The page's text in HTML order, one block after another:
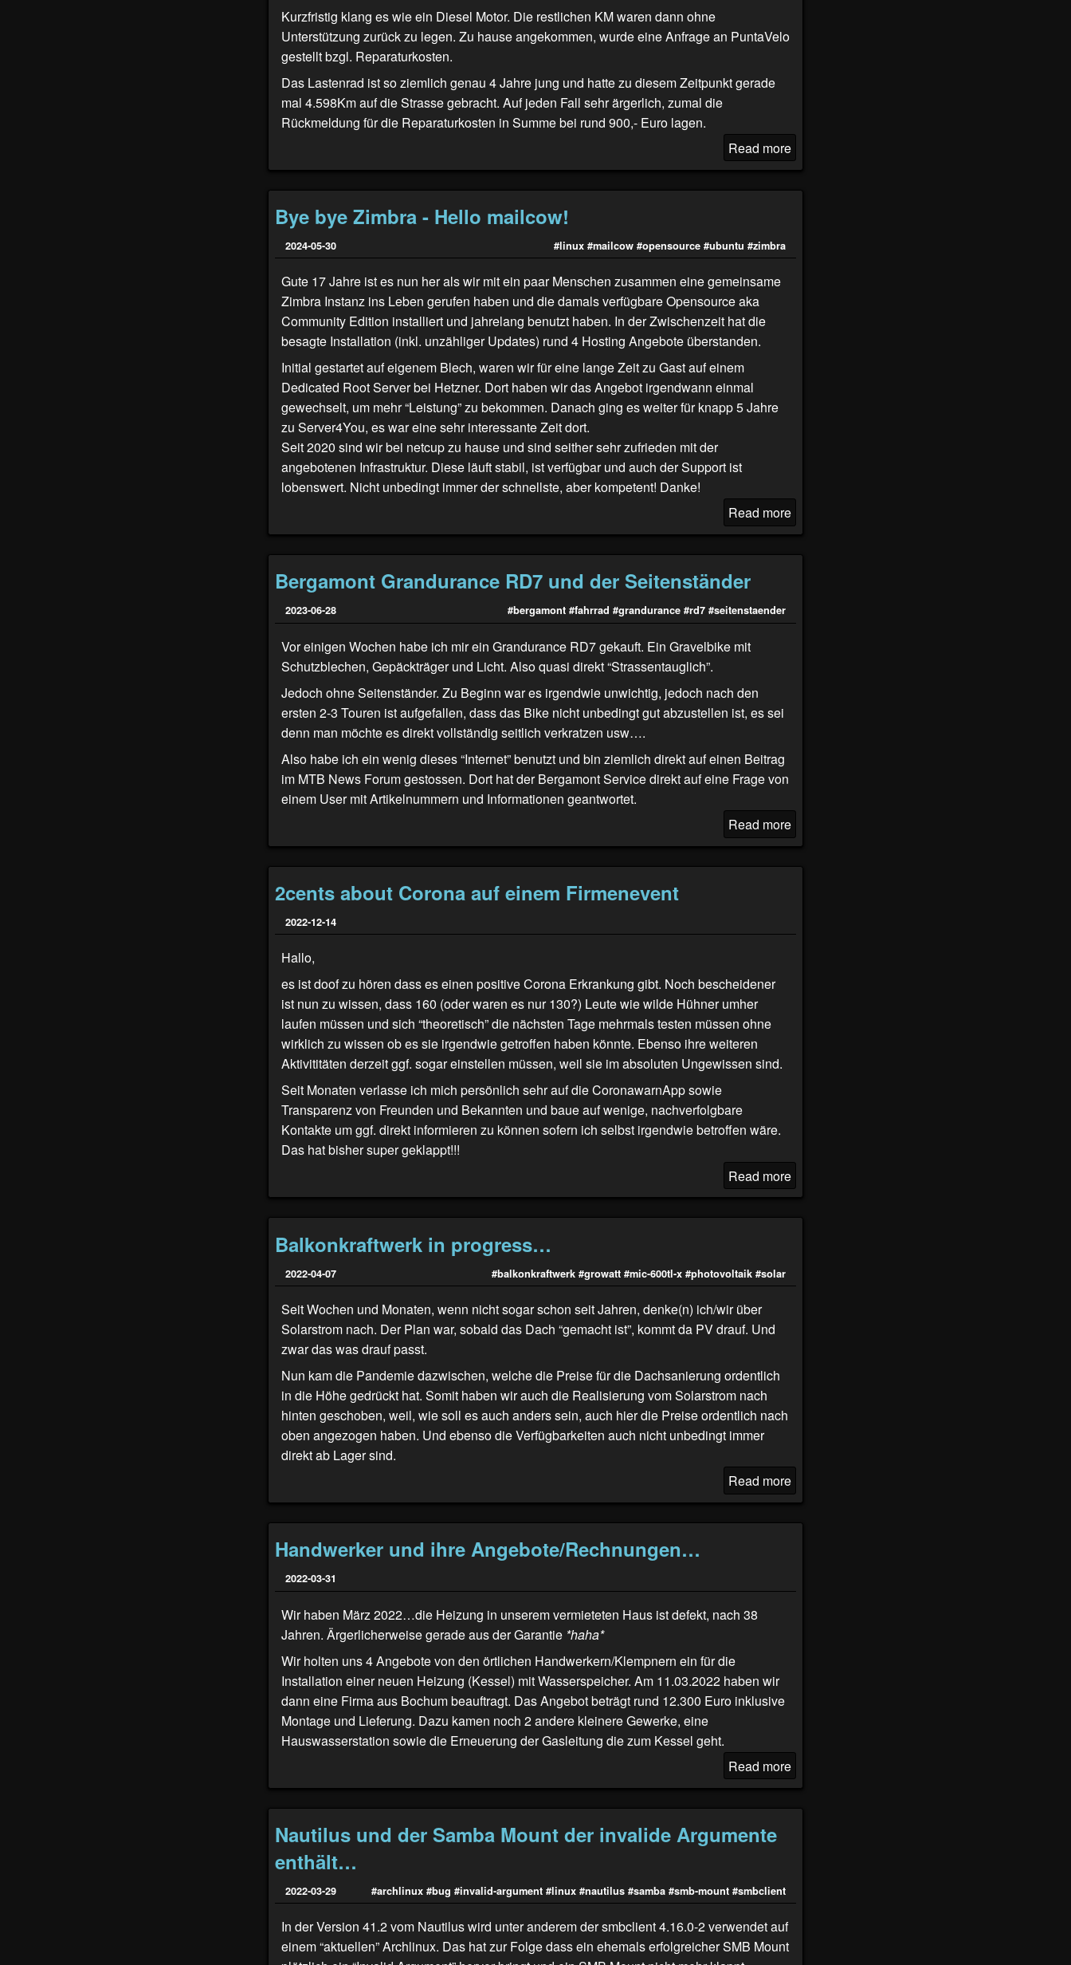
Kurzfristig klang es wie ein Diesel Motor. Die restlichen KM waren dann ohne
Unterstützung zurück zu legen. Zu hause angekommen, wurde eine Anfrage an PuntaVelo
gestellt bzgl. Reparaturkosten.
Das Lastenrad ist so ziemlich genau 4 Jahre jung und hatte zu diesem Zeitpunkt gerade
mal 4.598Km auf die Strasse gebracht. Auf jeden Fall sehr ärgerlich, zumal die
Rückmeldung für die Reparaturkosten in Summe bei rund 900,- Euro lagen.
Read more
Bye bye Zimbra - Hello mailcow!
2024-05-30 #linux #mailcow #opensource #ubuntu #zimbra
Gute 17 Jahre ist es nun her als wir mit ein paar Menschen zusammen eine gemeinsame
Zimbra Instanz ins Leben gerufen haben und die damals verfügbare Opensource aka
Community Edition installiert und jahrelang benutzt haben. In der Zwischenzeit hat die
besagte Installation (inkl. unzähliger Updates) rund 4 Hosting Angebote überstanden.
Initial gestartet auf eigenem Blech, waren wir für eine lange Zeit zu Gast auf einem
Dedicated Root Server bei Hetzner. Dort haben wir das Angebot irgendwann einmal
gewechselt, um mehr “Leistung” zu bekommen. Danach ging es weiter für knapp 5 Jahre
zu Server4You, es war eine sehr interessante Zeit dort.
Seit 2020 sind wir bei netcup zu hause und sind seither sehr zufrieden mit der
angebotenen Infrastruktur. Diese läuft stabil, ist verfügbar und auch der Support ist
lobenswert. Nicht unbedingt immer der schnellste, aber kompetent! Danke!
Read more
Bergamont Grandurance RD7 und der Seitenständer
2023-06-28 #bergamont #fahrrad #grandurance #rd7 #seitenstaender
Vor einigen Wochen habe ich mir ein Grandurance RD7 gekauft. Ein Gravelbike mit
Schutzblechen, Gepäckträger und Licht. Also quasi direkt “Strassentauglich”.
Jedoch ohne Seitenständer. Zu Beginn war es irgendwie unwichtig, jedoch nach den
ersten 2-3 Touren ist aufgefallen, dass das Bike nicht unbedingt gut abzustellen ist, es sei
denn man möchte es direkt vollständig seitlich verkratzen usw….
Also habe ich ein wenig dieses “Internet” benutzt und bin ziemlich direkt auf einen Beitrag
im MTB News Forumgestossen. Dort hat der Bergamont Service direkt auf eine Frage von
einem User mit Artikelnummern und Informationen geantwortet.
Read more
2cents about Corona auf einem Firmenevent
2022-12-14
Hallo,
es ist doof zu hören dass es einen positive Corona Erkrankung gibt. Noch bescheidener
ist nun zu wissen, dass 160 (oder waren es nur 130?) Leute wie wilde Hühner umher
laufen müssen und sich “theoretisch” die nächsten Tage mehrmals testen müssen ohne
wirklich zu wissen ob es sie irgendwie getroffen haben könnte. Ebenso ihre weiteren
Aktivititäten derzeit ggf. sogar einstellen müssen, weil sie im absoluten Ungewissen sind.
Seit Monaten verlasse ich mich persönlich sehr auf die CoronawarnApp sowie
Transparenz von Freunden und Bekannten und baue auf wenige, nachverfolgbare
Kontakte um ggf. direkt informieren zu können sofern ich selbst irgendwie betroffen wäre.
Das hat bisher super geklappt!!!
Read more
Balkonkraftwerk in progress…
2022-04-07 #balkonkraftwerk #growatt #mic-600tl-x #photovoltaik #solar
Seit Wochen und Monaten, wenn nicht sogar schon seit Jahren, denke(n) ich/wir über
Solarstrom nach. Der Plan war, sobald das Dach “gemacht ist”, kommt da PV drauf. Und
zwar das was drauf passt.
Nun kam die Pandemie dazwischen, welche die Preise für die Dachsanierung ordentlich
in die Höhe gedrückt hat. Somit haben wir auch die Realisierung vom Solarstrom nach
hinten geschoben, weil, wie soll es auch anders sein, auch hier die Preise ordentlich nach
oben angezogen haben. Und ebenso die Verfügbarkeiten auch nicht unbedingt immer
direkt ab Lager sind.
Read more
Handwerker und ihre Angebote/Rechnungen…
2022-03-31
Wir haben März 2022…die Heizung in unserem vermieteten Haus ist defekt, nach 38
Jahren. Ärgerlicherweise gerade aus der Garantie *haha*
Wir holten uns 4 Angebote von den örtlichen Handwerkern/Klempnern ein für die
Installation einer neuen Heizung (Kessel) mit Wasserspeicher. Am 11.03.2022 haben wir
dann eine Firma aus Bochum beauftragt. Das Angebot beträgt rund 12.300 Euro inklusive
Montage und Lieferung. Dazu kamen noch 2 andere kleinere Gewerke, eine
Hauswasserstation sowie die Erneuerung der Gasleitung die zum Kessel geht.
Read more
Nautilus und der Samba Mount der invalide Argumente
enthält…
2022-03-29 #archlinux #bug #invalid-argument #linux #nautilus #samba #smb-mount #smbclient
In der Version 41.2 vom Nautilus wird unter anderem der smbclient 4.16.0-2 verwendet auf
einem “aktuellen” Archlinux. Das hat zur Folge dass ein ehemals erfolgreicher SMB Mount